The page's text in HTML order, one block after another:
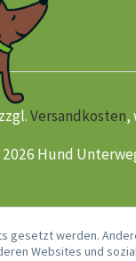
Versandkosten,
Hund
gesetzt werden.
Websites und